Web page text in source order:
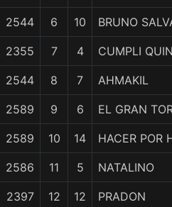
2544 6 10 BRUNO
2355 7 4 CUMPLI
2544 8 7 AHMAKIL
2589 9 6 EL GRAN
2589 10 14 HACER POR
2586 11 5 NATALINO
2397 12 12 PRADON